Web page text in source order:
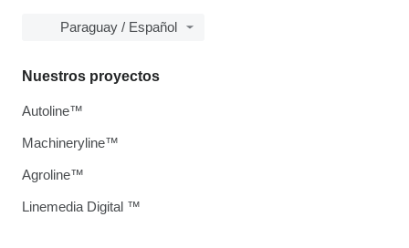
Paraguay / Español
Nuestros proyectos
Autoline™
Machineryline™
Agroline™
Linemedia Digital ™